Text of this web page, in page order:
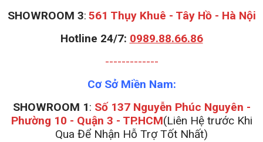
SHOWROOM 3: 561 Thụy Khuê - Tây Hồ - Hà Nội
Hotline 24/7: 0989.88.66.86
-------------
Cơ Sở Miền Nam:
SHOWROOM 1: Số 137 Nguyễn Phúc Nguyên -
Phường 10 - Quận 3 - TP.HCM(Liên Hệ trước Khi
Qua Để Nhận Hỗ Trợ Tốt Nhất)